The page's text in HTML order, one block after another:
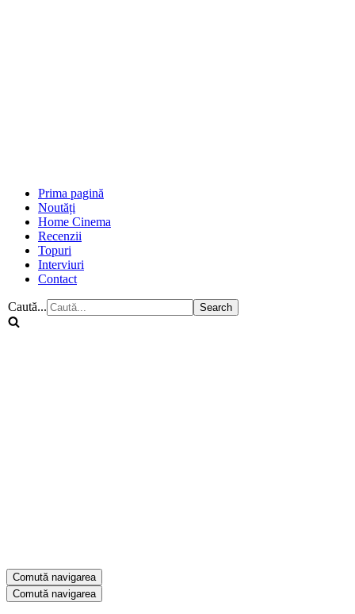
Prima pagină
Noutăți
Home Cinema
Recenzii
Topuri
Interviuri
Contact
Caută...
Comută navigarea
Comută navigarea